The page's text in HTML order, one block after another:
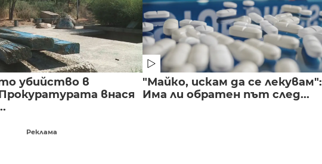
убийство в
внася
"Майко, искам да се лекувам":
Има ли обратен път след...
Реклама